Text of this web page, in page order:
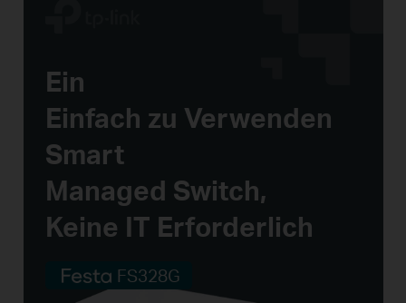
Ein
Einfach zu Verwenden
Smart
Managed Switch,
Keine IT Erforderlich
FS328G